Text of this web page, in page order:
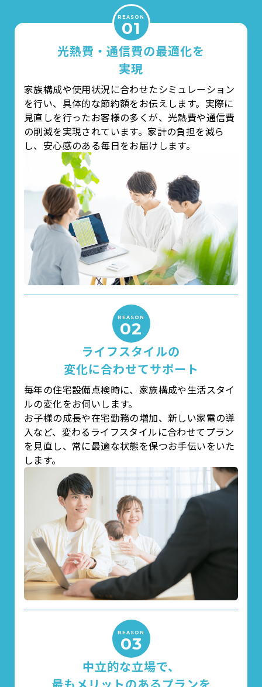
REASON
01
光熱費・通信費の最適化を
実現
家族構成や使用状況に合わせたシミュレーション
を行い、具体的な節約額をお伝えします。 実際に
見直しを行ったお客様の多くが、光熱費や通信費
の削減を実現されています。 家計の負担を減ら
し、安心感のある毎日をお届けします。
REASON
02
ライフスタイルの
変化に合わせてサポート
毎年の住宅設備点検時に、家族構成や生活スタイ
ルの変化をお伺いします。
お子様の成長や在宅勤務の増加、新しい家電の導
入など、変わるライフスタイルに合わせてプラン
を見直し、常に最適な状態を保つお手伝いをいた
します。
REASON
03
中立的な立場で、